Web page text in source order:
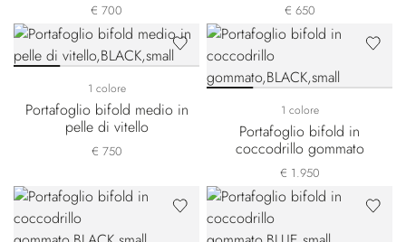
€ 700 € 650
1 colore
Portafoglio bifold medio in
pelle di vitello
€ 750
1 colore
Portafoglio bifold in
coccodrillo gommato
€ 1.950